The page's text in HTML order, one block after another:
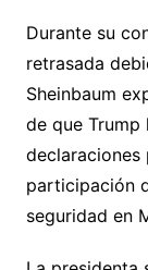
Durante su
retrasada
Sheinbaum
de que Trump
declaraciones
participación
seguridad en